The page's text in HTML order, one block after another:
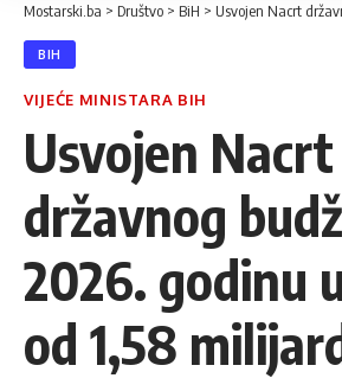
Mostarski.ba > Društvo > BiH > Usvojen Nacrt državnog budžeta
BIH
VIJEĆE MINISTARA BIH
Usvojen Nacrt
državnog
2026. godinu
od 1,58